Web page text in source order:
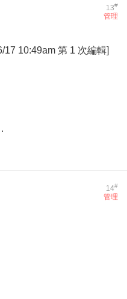
13#
管理
17 10:49am 第 1 次編輯]
14#
管理